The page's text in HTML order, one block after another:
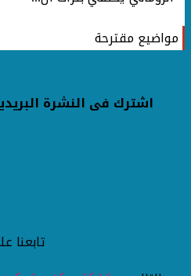
مواضيع مقترحة
اشترك فى النشرة
تابعنا